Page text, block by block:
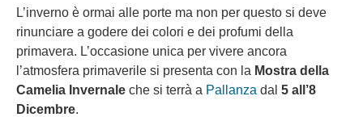
L’inverno è ormai alle porte ma non per questo si deve
rinunciare a godere dei colori e dei profumi della
primavera. L’occasione unica per vivere ancora
l’atmosfera primaverile si presenta con la Mostra della
Camelia Invernale che si terrà a Pallanza dal 5 all’8
Dicembre.